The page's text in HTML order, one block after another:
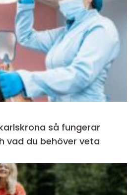
så fungerar
vad du behöver veta